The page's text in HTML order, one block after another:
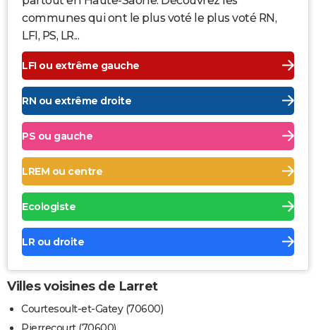
communes qui ont le plus voté le plus voté RN,
LFI, PS, LR...
LFI ou extrême gauche
RN ou extrême droite
PS ou gauche
LREM ou centre
Ecologiste
LR ou droite
Villes voisines de Larret
Courtesoult-et-Gatey (70600)